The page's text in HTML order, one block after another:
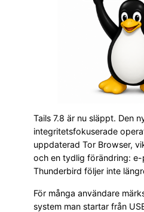
Tails 7.8 är nu släppt. Den
integritetsfokuserade
uppdaterad Tor Browser,
och en tydlig förändring:
Thunderbird följer inte
För många användare
system man startar från